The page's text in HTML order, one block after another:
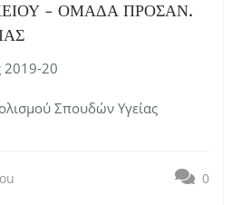
– ΟΜΑΔΑ ΠΡΟΣΑΝ.
2019-20
Σπουδών Υγείας
0